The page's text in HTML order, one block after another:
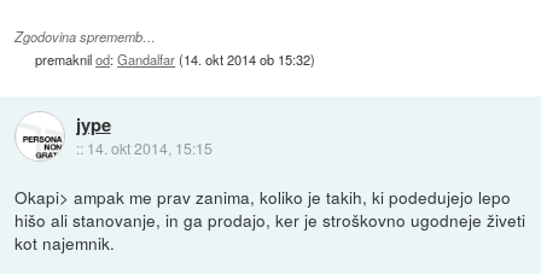
Zgodovina sprememb…
premaknilod:Gandalfar(14. okt 2014 ob 15:32)
jype
:: 14. okt 2014, 15:15
Okapi> ampak me prav zanima, koliko je takih, ki podedujejo lepo
hišo ali stanovanje, in ga prodajo, ker je stroškovno ugodneje živeti
kot najemnik.